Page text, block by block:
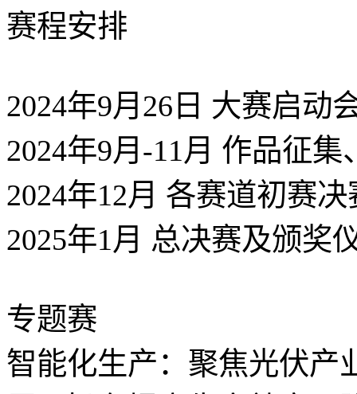
赛程安排
2024年9月26日 大赛启动
2024年9月-11月 作品征集
2024年12月 各赛道初赛决
2025年1月 总决赛及颁奖
专题赛
智能化生产：聚焦光伏产